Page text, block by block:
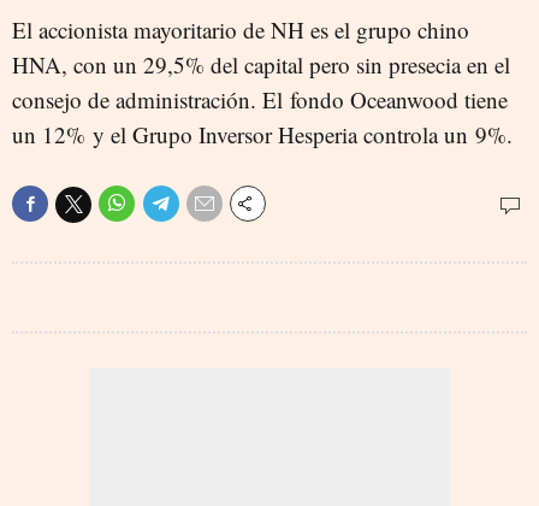
El accionista mayoritario de NH es el grupo chino
HNA, con un 29,5% del capital pero sin presecia en el
consejo de administración. El fondo Oceanwood tiene
un 12% y el Grupo Inversor Hesperia controla un 9%.